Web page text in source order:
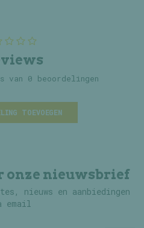
van 0 beoordelingen
TOEVOEGEN
onze nieuwsbrief
nieuws en aanbiedingen
email